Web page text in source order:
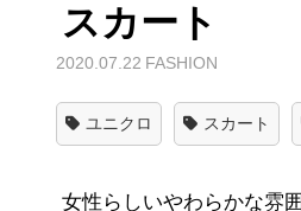
スカート
2020.07.22 FASHION
ユニクロ スカート
女性らしいやわらかな雰